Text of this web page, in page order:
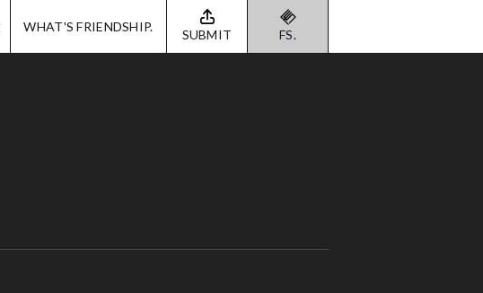
WHAT'S FRIENDSHIP. SUBMIT FS.